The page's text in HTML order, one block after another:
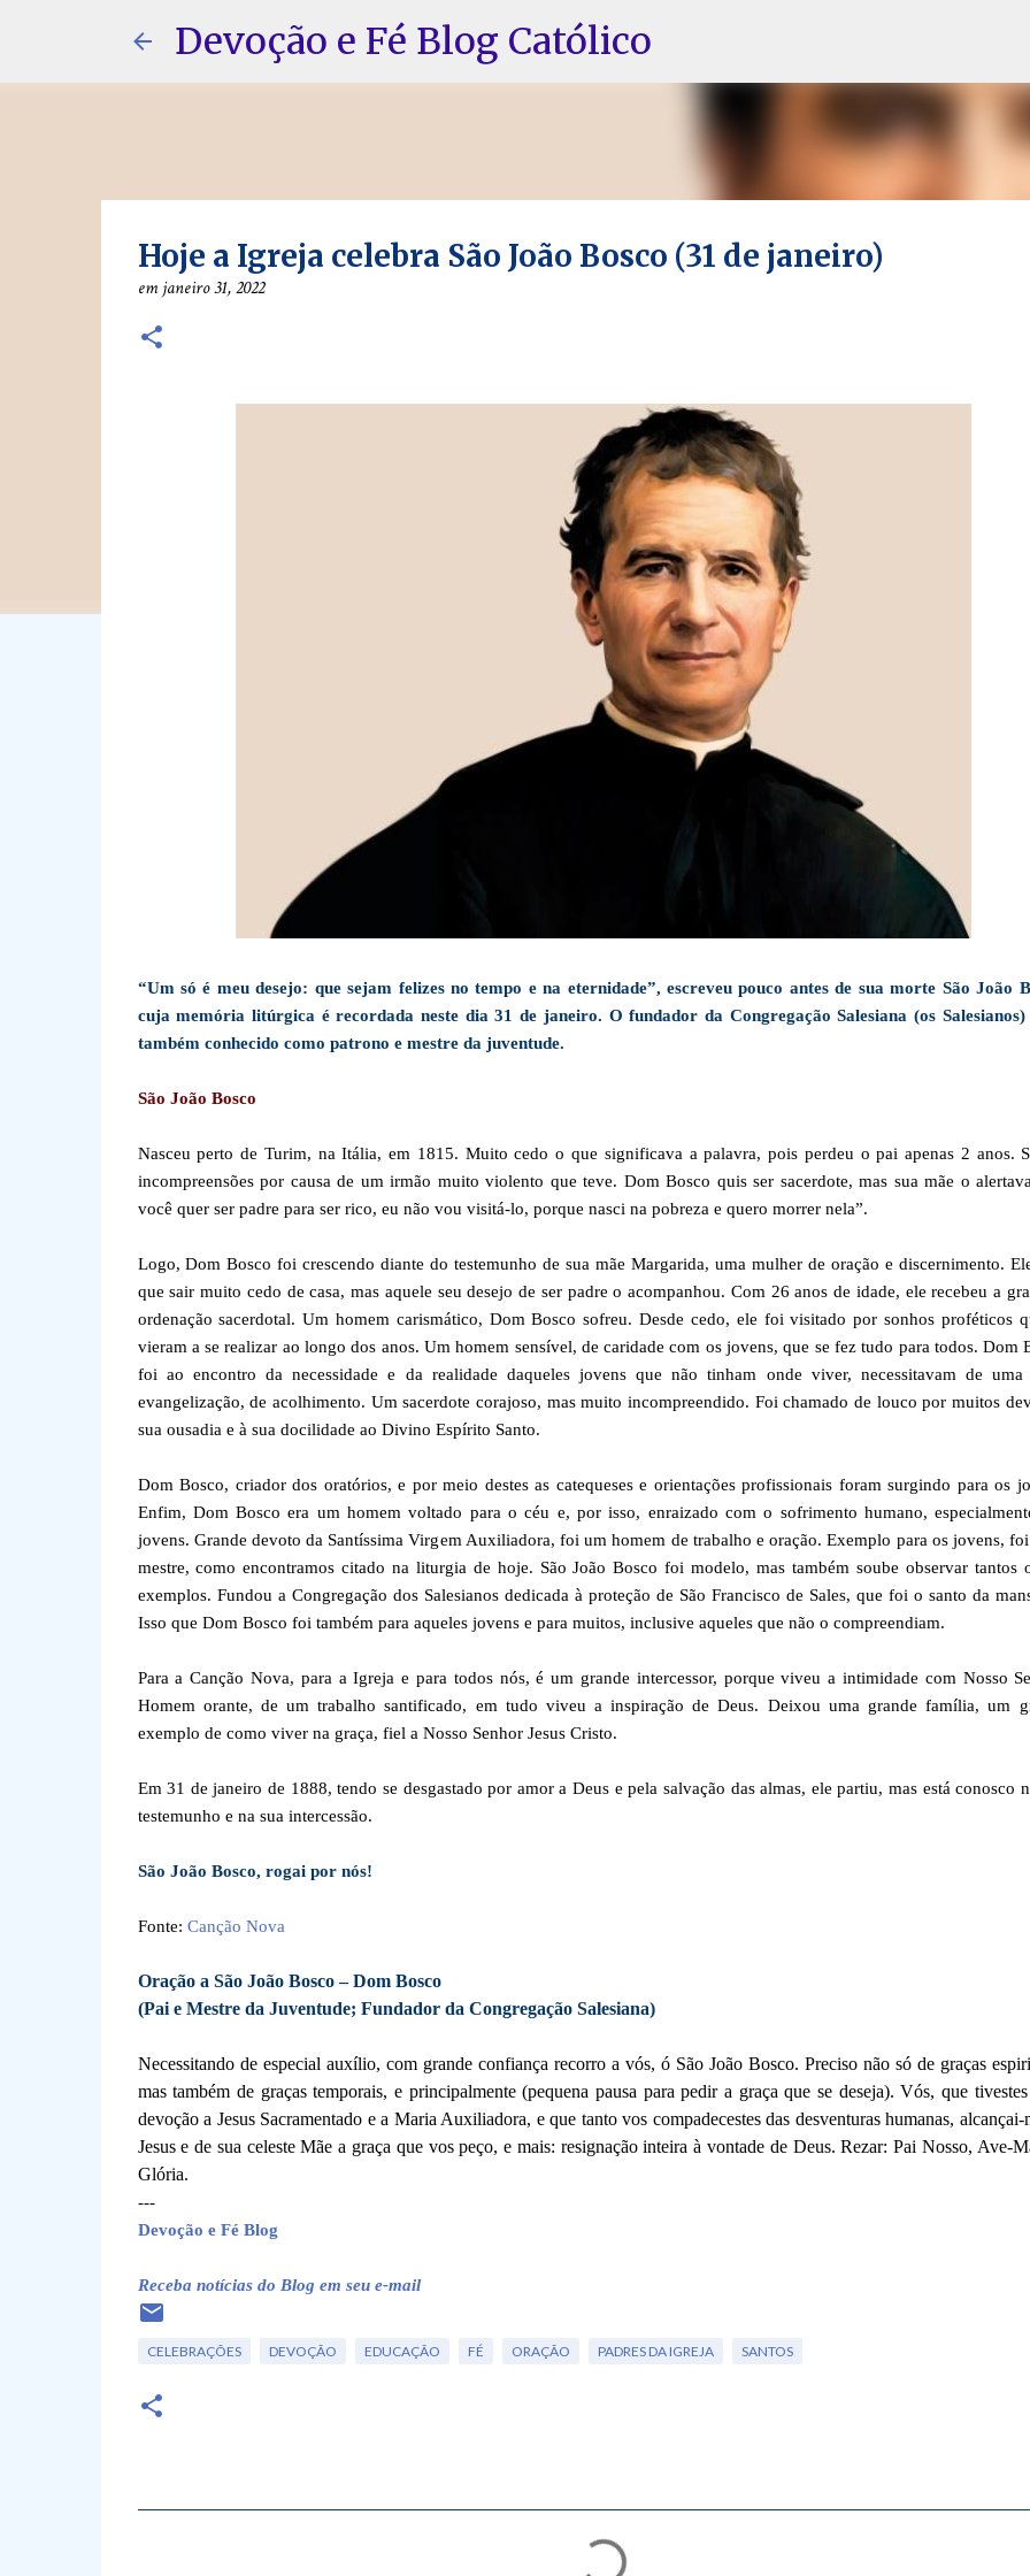
Pular para o conteúdo principal
Devoção e Fé Blog Católico
Hoje a Igreja celebra São João Bosco (31 de janeiro)
emjaneiro 31, 2022
“Um só é meu desejo: que sejam felizes no tempo e na eternidade”, escreveu pouco antes de sua morte São João
cuja memória litúrgica é recordada neste dia 31 de janeiro. O fundador da Congregação Salesiana (os Salesianos)
também conhecido como patrono e mestre da juventude.
São João Bosco
Nasceu perto de Turim, na Itália, em 1815. Muito cedo o que significava a palavra, pois perdeu o pai apenas 2 anos.
incompreensões por causa de um irmão muito violento que teve. Dom Bosco quis ser sacerdote, mas sua mãe o
você quer ser padre para ser rico, eu não vou visitá-lo, porque nasci na pobreza e quero morrer nela”.
Logo, Dom Bosco foi crescendo diante do testemunho de sua mãe Margarida, uma mulher de oração e discernimento.
que sair muito cedo de casa, mas aquele seu desejo de ser padre o acompanhou. Com 26 anos de idade, ele recebeu a
ordenação sacerdotal. Um homem carismático, Dom Bosco sofreu. Desde cedo, ele foi visitado por sonhos proféticos
vieram a se realizar ao longo dos anos. Um homem sensível, de caridade com os jovens, que se fez tudo para todos. Dom
foi ao encontro da necessidade e da realidade daqueles jovens que não tinham onde viver, necessitavam de uma
evangelização, de acolhimento. Um sacerdote corajoso, mas muito incompreendido. Foi chamado de louco por muitos
sua ousadia e à sua docilidade ao Divino Espírito Santo.
Dom Bosco, criador dos oratórios, e por meio destes as catequeses e orientações profissionais foram surgindo para os
Enfim, Dom Bosco era um homem voltado para o céu e, por isso, enraizado com o sofrimento humano,
jovens. Grande devoto da Santíssima Virgem Auxiliadora, foi um homem de trabalho e oração. Exemplo para os jovens,
mestre, como encontramos citado na liturgia de hoje. São João Bosco foi modelo, mas também soube observar tantos
exemplos. Fundou a Congregação dos Salesianos dedicada à proteção de São Francisco de Sales, que foi o santo da
Isso que Dom Bosco foi também para aqueles jovens e para muitos, inclusive aqueles que não o compreendiam.
Para a Canção Nova, para a Igreja e para todos nós, é um grande intercessor, porque viveu a intimidade com Nosso
Homem orante, de um trabalho santificado, em tudo viveu a inspiração de Deus. Deixou uma grande família, um
exemplo de como viver na graça, fiel a Nosso Senhor Jesus Cristo.
Em 31 de janeiro de 1888, tendo se desgastado por amor a Deus e pela salvação das almas, ele partiu, mas está conosco
testemunho e na sua intercessão.
São João Bosco, rogai por nós!
Fonte: Canção Nova
Oração a São João Bosco – Dom Bosco
(Pai e Mestre da Juventude; Fundador da Congregação Salesiana)
Necessitando de especial auxílio, com grande confiança recorro a vós, ó São João Bosco. Preciso não só de graças
mas também de graças temporais, e principalmente (pequena pausa para pedir a graça que se deseja). Vós, que tivestes
devoção a Jesus Sacramentado e a Maria Auxiliadora, e que tanto vos compadecestes das desventuras humanas, alcançai-
Jesus e de sua celeste Mãe a graça que vos peço, e mais: resignação inteira à vontade de Deus. Rezar: Pai Nosso, Ave-
Glória.
---
Devoção e Fé Blog
Receba notícias do Blog em seu e-mail
CELEBRAÇÕES DEVOÇÃO EDUCAÇÃO FÉ ORAÇÃO PADRES DA IGREJA SANTOS